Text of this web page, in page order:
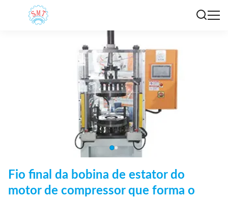
Fio final da bobina de estator do
motor de compressor que forma o